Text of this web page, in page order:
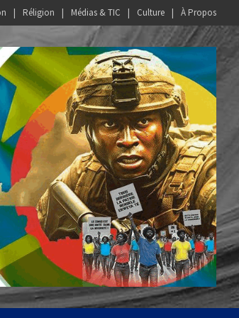
Réligion Médias & TIC Culture À Propos